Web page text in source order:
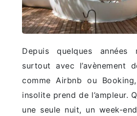
Depuis quelques années
surtout avec l’avènement
comme Airbnb ou Booking,
insolite prend de l’ampleur.
une seule nuit, un week-